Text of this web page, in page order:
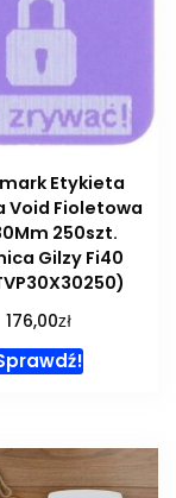
Etykieta
Void Fioletowa
250szt.
Gilzy Fi40
176,00zł